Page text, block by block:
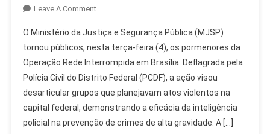
Leave A CommentOn
Detalha
Operação
Rede
Interrompida
Em
Brasília
O Ministério da Justiça e Segurança Pública (MJSP)
tornou públicos, nesta terça-feira (4), os pormenores da
Operação Rede Interrompida em Brasília. Deflagrada pela
Polícia Civil do Distrito Federal (PCDF), a ação visou
desarticular grupos que planejavam atos violentos na
capital federal, demonstrando a eficácia da inteligência
policial na prevenção de crimes de alta gravidade. A […]